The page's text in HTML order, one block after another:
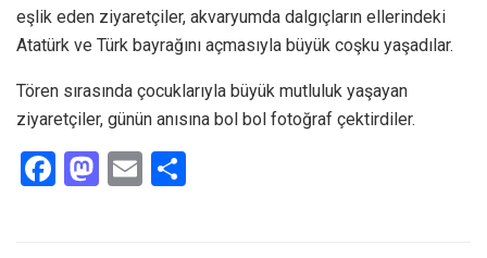
eşlik eden ziyaretçiler, akvaryumda dalgıçların ellerindeki
Atatürk ve Türk bayrağını açmasıyla büyük coşku yaşadılar.
Tören sırasında çocuklarıyla büyük mutluluk yaşayan
ziyaretçiler, günün anısına bol bol fotoğraf çektirdiler.
F
M E